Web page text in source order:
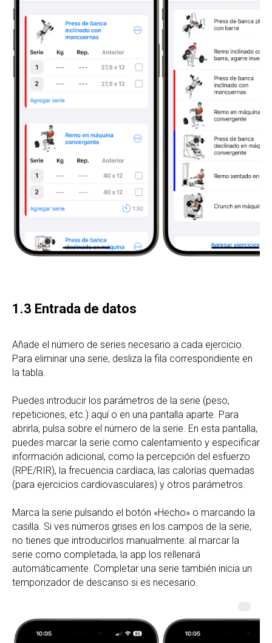
1.3 Entrada de datos
Añade el número de series necesario a cada ejercicio.
Para eliminar una serie, desliza la fila correspondiente en
la tabla.
Puedes introducir los parámetros de la serie (peso,
repeticiones, etc.) aquí o en una pantalla aparte. Para
abrirla, pulsa sobre el número de la serie. En esta pantalla,
puedes marcar la serie como calentamiento y especificar
información adicional, como la percepción del esfuerzo
(RPE/RIR), la frecuencia cardíaca, las calorías quemadas
(para ejercicios cardiovasculares) y otros parámetros.
Marca la serie pulsando el botón «Hecho» o marcando la
casilla. Si ves números grises en los campos de la serie,
no tienes que introducirlos manualmente: al marcar la
serie como completada, la app los rellenará
automáticamente. Completar una serie también inicia un
temporizador de descanso si es necesario.